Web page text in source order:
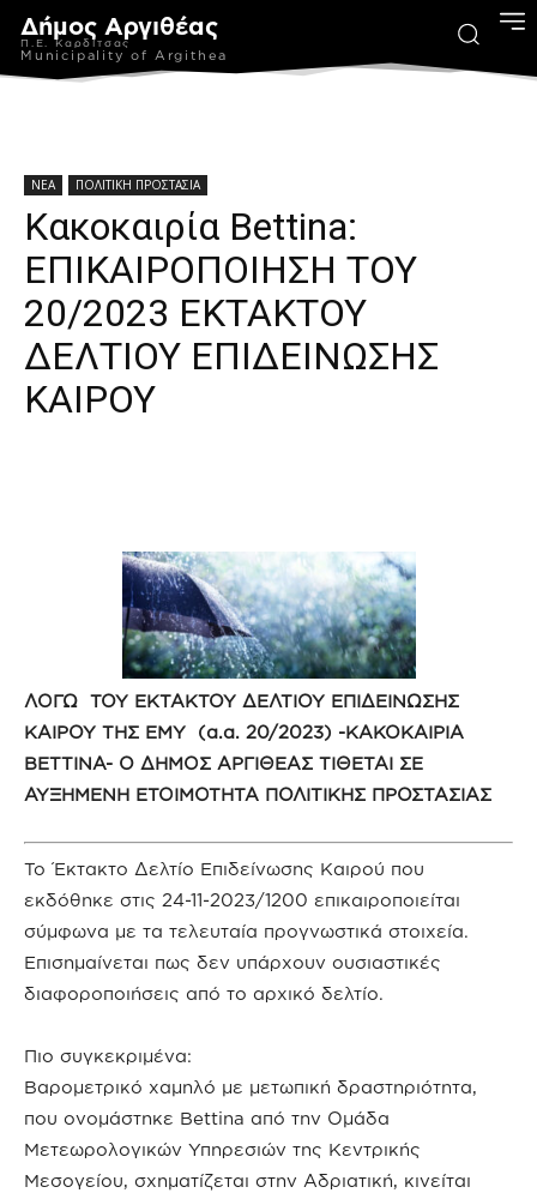
Δήμος Αργιθέας
Π.Ε. Καρδίτσας
Municipality of Argithea
ΝΕΑ ΠΟΛΙΤΙΚΗ ΠΡΟΣΤΑΣΙΑ
Κακοκαιρία Bettina:
ΕΠΙΚΑΙΡΟΠΟΙΗΣΗ ΤΟΥ
20/2023 ΕΚΤΑΚΤΟΥ
ΔΕΛΤΙΟΥ ΕΠΙΔΕΙΝΩΣΗΣ
ΚΑΙΡΟΥ
ΛOΓΩ ΤΟΥ ΕΚΤΑΚΤΟΥ ΔΕΛΤΙΟΥ ΕΠΙΔΕΙΝΩΣΗΣ
ΚΑΙΡΟΥ ΤΗΣ ΕΜΥ (α.α. 20/2023) -ΚΑΚΟΚΑΙΡΙΑ
BETTINA- Ο ΔHMOΣ APΓIΘEAΣ TIΘETAI ΣE
AYΞHMENH ETOIMOTHTA ΠΟΛΙΤΙΚΗΣ ΠΡΟΣΤΑΣΙΑΣ
Το Έκτακτο Δελτίο Επιδείνωσης Καιρού που
εκδόθηκε στις 24-11-2023/1200 επικαιροποιείται
σύμφωνα με τα τελευταία προγνωστικά στοιχεία.
Επισημαίνεται πως δεν υπάρχουν ουσιαστικές
διαφοροποιήσεις από το αρχικό δελτίο.
Πιο συγκεκριμένα:
Βαρομετρικό χαμηλό με μετωπική δραστηριότητα,
που ονομάστηκε Bettina από την Ομάδα
Μετεωρολογικών Υπηρεσιών της Κεντρικής
Μεσογείου, σχηματίζεται στην Αδριατική, κινείται